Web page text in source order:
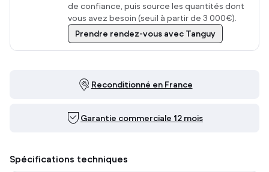
de confiance, puis source les quantités dont
vous avez besoin (seuil à partir de 3 000€).
Prendre rendez-vous avec Tanguy
Reconditionné en France
Garantie commerciale 12 mois
Spécifications techniques